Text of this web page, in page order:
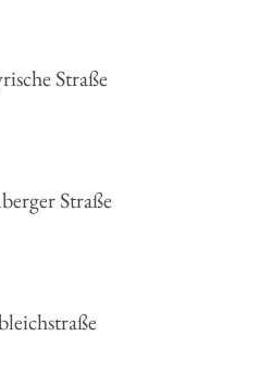
Straße
Straße